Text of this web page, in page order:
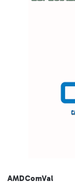
AMDComVal